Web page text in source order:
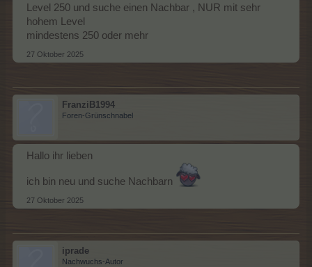
Level 250 und suche einen Nachbar , NUR mit sehr
hohem Level
mindestens 250 oder mehr
27 Oktober 2025
FranziB1994
Foren-Grünschnabel
Hallo ihr lieben
ich bin neu und suche Nachbarn
27 Oktober 2025
iprade
Nachwuchs-Autor